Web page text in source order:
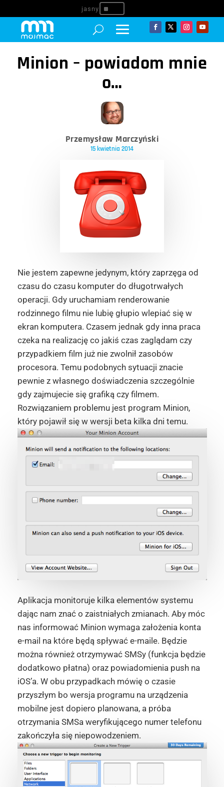
^
Minion – powiadom mnie
o…
Przemysław Marczyński
15 kwietnia 2014
Nie jestem zapewne jedynym, który zaprzęga od
czasu do czasu komputer do długotrwałych
operacji. Gdy uruchamiam renderowanie
rodzinnego filmu nie lubię głupio wlepiać się w
ekran komputera. Czasem jednak gdy inna praca
czeka na realizację co jakiś czas zaglądam czy
przypadkiem film już nie zwolnił zasobów
procesora. Temu podobnych sytuacji znacie
pewnie z własnego doświadczenia szczególnie
gdy zajmujecie się grafiką czy filmem.
Rozwiązaniem problemu jest program Minion,
który pojawił się w wersji beta kilka dni temu.
Aplikacja monitoruje kilka elementów systemu
dając nam znać o zaistniałych zmianach. Aby móc
nas informować Minion wymaga założenia konta
e-mail na które będą spływać e-maile. Będzie
można również otrzymywać SMSy (funkcja będzie
dodatkowo płatna) oraz powiadomienia push na
iOS’a. W obu przypadkach mówię o czasie
przyszłym bo wersja programu na urządzenia
mobilne jest dopiero planowana, a próba
otrzymania SMSa weryfikującego numer telefonu
zakończyła się niepowodzeniem.